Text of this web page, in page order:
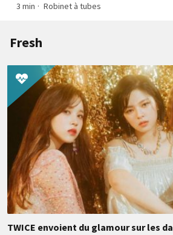
3 min · Robinet à tubes
Fresh
TWICE envoient du glamour sur les